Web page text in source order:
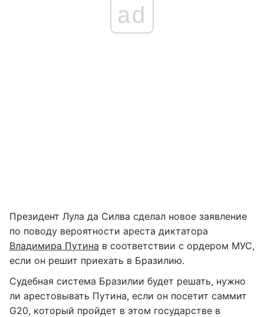
ad
Президент Лула да Силва сделал новое заявление
по поводу вероятности ареста диктатора
Владимира Путина в соответствии с ордером МУС,
если он решит приехать в Бразилию.
Судебная система Бразилии будет решать, нужно
ли арестовывать Путина, если он посетит саммит
G20, который пройдет в этом государстве в